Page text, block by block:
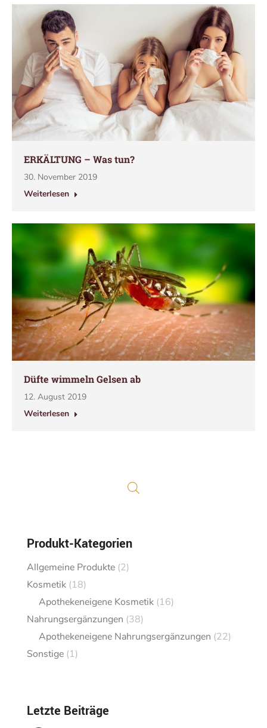
ERKÄLTUNG – Was tun?
30. November 2019
Weiterlesen
Düfte wimmeln Gelsen ab
12. August 2019
Weiterlesen
Produkt-Kategorien
Allgemeine Produkte (2)
Kosmetik (18)
Apothekeneigene Kosmetik (16)
Nahrungsergänzungen (38)
Apothekeneigene Nahrungsergänzungen (22)
Sonstige (1)
Letzte Beiträge